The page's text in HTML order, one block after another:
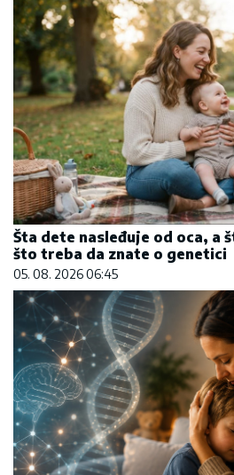
Šta dete nasleđuje od oca, a
što treba da znate o genetici
05. 08. 2026 06:45
Da li deca nasleđuju
kaže nauka
09. 08. 2026 06:26